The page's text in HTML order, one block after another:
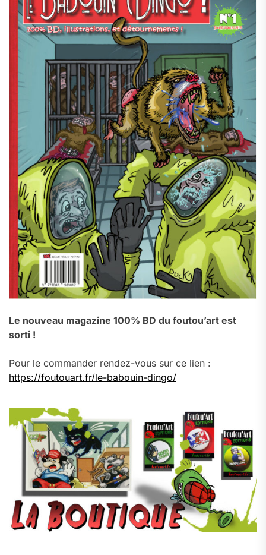
Le nouveau magazine 100% BD du foutou’art est
sorti !
Pour le commander rendez-vous sur ce lien :
https://foutouart.fr/le-babouin-dingo/